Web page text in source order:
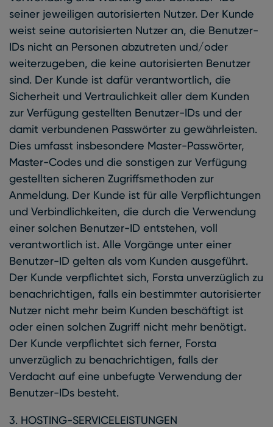
seiner jeweiligen autorisierten Nutzer. Der Kunde
weist seine autorisierten Nutzer an, die Benutzer-
IDs nicht an Personen abzutreten und/oder
weiterzugeben, die keine autorisierten Benutzer
sind. Der Kunde ist dafür verantwortlich, die
Sicherheit und Vertraulichkeit aller dem Kunden
zur Verfügung gestellten Benutzer-IDs und der
damit verbundenen Passwörter zu gewährleisten.
Dies umfasst insbesondere Master-Passwörter,
Master-Codes und die sonstigen zur Verfügung
gestellten sicheren Zugriffsmethoden zur
Anmeldung. Der Kunde ist für alle Verpflichtungen
und Verbindlichkeiten, die durch die Verwendung
einer solchen Benutzer-ID entstehen, voll
verantwortlich ist. Alle Vorgänge unter einer
Benutzer-ID gelten als vom Kunden ausgeführt.
Der Kunde verpflichtet sich, Forsta unverzüglich zu
benachrichtigen, falls ein bestimmter autorisierter
Nutzer nicht mehr beim Kunden beschäftigt ist
oder einen solchen Zugriff nicht mehr benötigt.
Der Kunde verpflichtet sich ferner, Forsta
unverzüglich zu benachrichtigen, falls der
Verdacht auf eine unbefugte Verwendung der
Benutzer-IDs besteht.
3. HOSTING-SERVICELEISTUNGEN